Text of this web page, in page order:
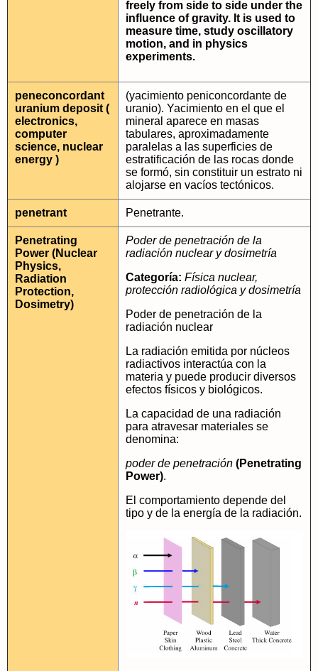
freely from side to side under the
influence of gravity. It is used to
measure time, study oscillatory
motion, and in physics
experiments.
peneconcordant
uranium deposit (
electronics,
computer
science, nuclear
energy )
(yacimiento peniconcordante de
uranio). Yacimiento en el que el
mineral aparece en masas
tabulares, aproximadamente
paralelas a las superficies de
estratificación de las rocas donde
se formó, sin constituir un estrato ni
alojarse en vacíos tectónicos.
penetrant Penetrante.
Penetrating
Power (Nuclear
Physics,
Radiation
Protection,
Dosimetry)
Poder de penetración de la
radiación nuclear y dosimetría
Categoría: Física nuclear,
protección radiológica y dosimetría
Poder de penetración de la
radiación nuclear
La radiación emitida por núcleos
radiactivos interactúa con la
materia y puede producir diversos
efectos físicos y biológicos.
La capacidad de una radiación
para atravesar materiales se
denomina:
poder de penetración (Penetrating
Power).
El comportamiento depende del
tipo y de la energía de la radiación.